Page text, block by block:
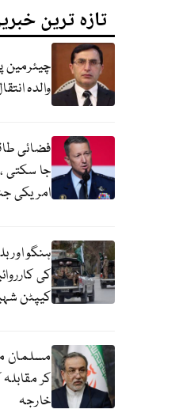
تازہ ترین
چیئرمین
والدہ
فضائی
جا سکتی
امریکی
ہنگو اور
کیپٹن
مسلمان
کر
خارجہ